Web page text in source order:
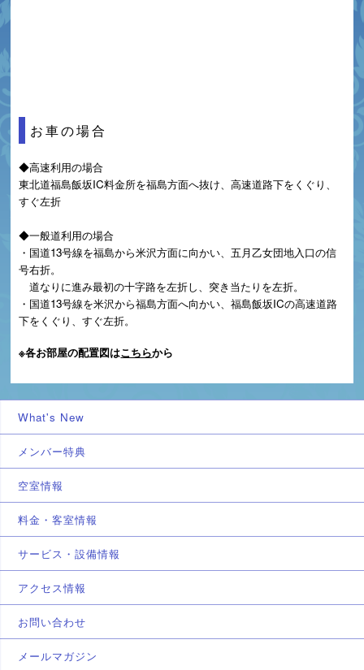
お車の場合
◆高速利用の場合
東北道福島飯坂IC料金所を福島方面へ抜け、高速道路下をくぐり、
すぐ左折
◆一般道利用の場合
・国道13号線を福島から米沢方面に向かい、五月乙女団地入口の信
号右折。
道なりに進み最初の十字路を左折し、突き当たりを左折。
・国道13号線を米沢から福島方面へ向かい、福島飯坂ICの高速道路
下をくぐり、すぐ左折。
※各お部屋の配置図はこちらから
What's New
メンバー特典
空室情報
料金・客室情報
サービス・設備情報
アクセス情報
お問い合わせ
メールマガジン